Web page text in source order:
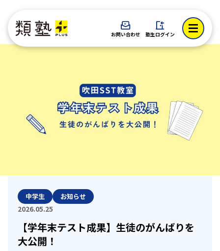
お問い合わせ 塾生ログイン
中学生 お知らせ
2026.05.25
【学年末テスト成果】生徒のがんばりを
大公開！